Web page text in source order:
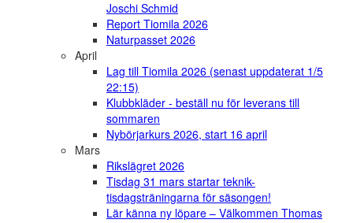
Joschi Schmid
Report Tiomila 2026
Naturpasset 2026
April
Lag till Tiomila 2026 (senast uppdaterat 1/5
22:15)
Klubbkläder - beställ nu för leverans till
sommaren
Nybörjarkurs 2026, start 16 april
Mars
Rikslägret 2026
Tisdag 31 mars startar teknik-
tisdagsträningarna för säsongen!
Lär känna ny löpare – Välkommen Thomas